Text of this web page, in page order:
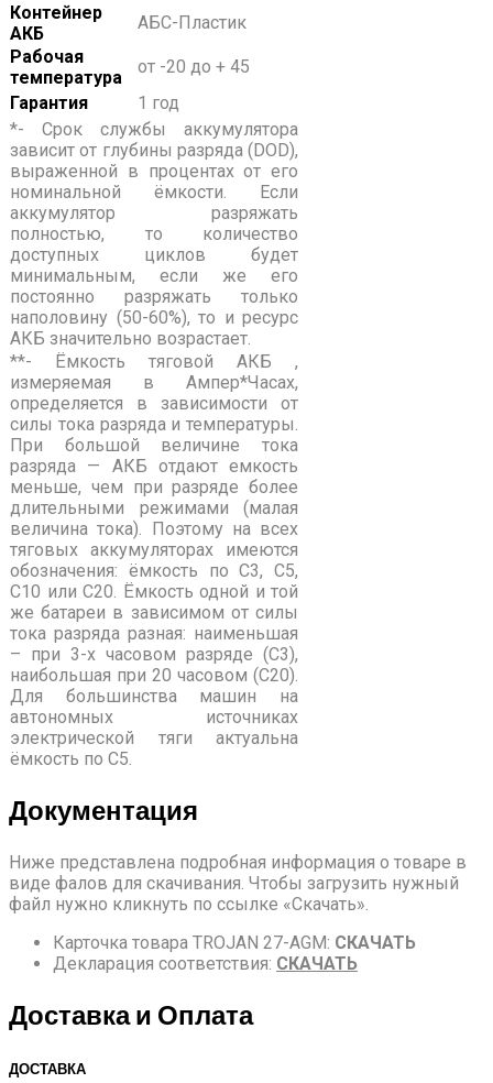
Контейнер
АКБ
АБС-Пластик
Рабочая
температура
от -20 до + 45
Гарантия
1 год
*- Срок службы аккумулятора
зависит от глубины разряда (DOD),
выраженной в процентах от его
номинальной ёмкости. Если
аккумулятор разряжать
полностью, то количество
доступных циклов будет
минимальным, если же его
постоянно разряжать только
наполовину (50-60%), то и ресурс
АКБ значительно возрастает.
**- Ёмкость тяговой АКБ ,
измеряемая в Ампер*Часах,
определяется в зависимости от
силы тока разряда и температуры.
При большой величине тока
разряда — АКБ отдают емкость
меньше, чем при разряде более
длительными режимами (малая
величина тока). Поэтому на всех
тяговых аккумуляторах имеются
обозначения: ёмкость по С3, С5,
С10 или С20. Ёмкость одной и той
же батареи в зависимом от силы
тока разряда разная: наименьшая
– при 3-х часовом разряде (С3),
наибольшая при 20 часовом (С20).
Для большинства машин на
автономных источниках
электрической тяги актуальна
ёмкость по С5.
Документация
Ниже представлена подробная информация о товаре в
виде фалов для скачивания. Чтобы загрузить нужный
файл нужно кликнуть по ссылке «Скачать».
Карточка товара TROJAN 27-AGM: СКАЧАТЬ
Декларация соответствия: СКАЧАТЬ
Доставка и Оплата
ДОСТАВКА